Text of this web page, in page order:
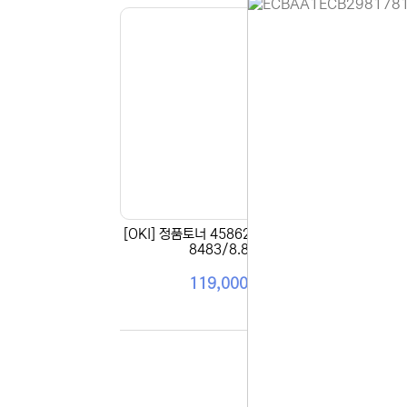
[OKI] 정품토너 45862835 파랑 (ES
8483/8.8K)
119,000원